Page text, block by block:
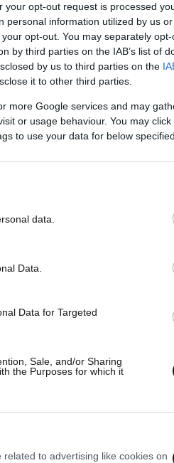
opt-out request is processed
personal information utilized by us
opt-out. You may separately
by third parties on the IAB’s list of
by us to third parties on the
it to other third parties.
more Google services and may
or usage behaviour. You may
to use your data for below
data.
Data.
Data for Targeted
Sale, and/or Sharing
the Purposes for which it
to advertising like cookies on
11χρονης Λιάνα –